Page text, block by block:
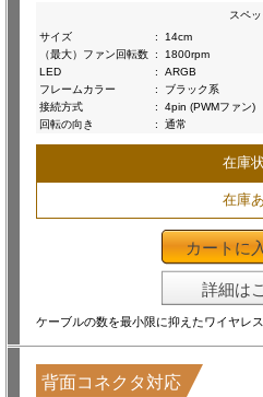
スペッ
サイズ
:
14cm
（最大）ファン回転数 :
1800rpm
LED
:
ARGB
フレームカラー
:
ブラック系
接続方式
:
4pin (PWMファン)
回転の向き
: 通常
在庫
在庫
カートに
詳細は
ケーブルの数を最小限に抑えたワイヤレ
背面コネクタ対応